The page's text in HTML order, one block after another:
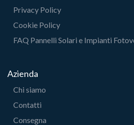
Privacy Policy
Cookie Policy
FAQ Pannelli Solari e Impianti
Azienda
Chi siamo
Contatti
Consegna